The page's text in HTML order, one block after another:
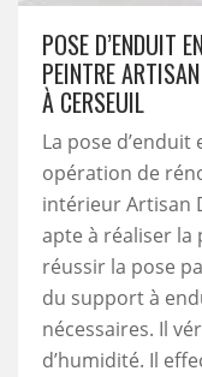
POSE D’ENDUIT
PEINTRE
À CERSEUIL
La pose
opération de
intérieur Artisan
apte à réaliser la
réussir la pose
du support à
nécessaires. Il
d’humidité. Il